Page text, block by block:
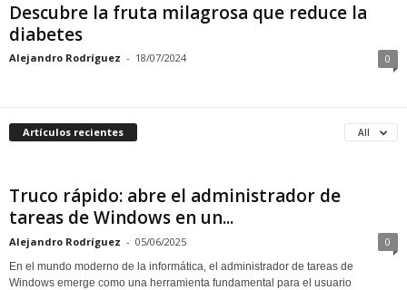
Descubre la fruta milagrosa que reduce la
diabetes
Alejandro Rodríguez - 18/07/2024 0
Artículos recientes All
Truco rápido: abre el administrador de
tareas de Windows en un...
Alejandro Rodríguez - 05/06/2025 0
En el mundo moderno de la informática, el administrador de tareas de
Windows emerge como una herramienta fundamental para el usuario